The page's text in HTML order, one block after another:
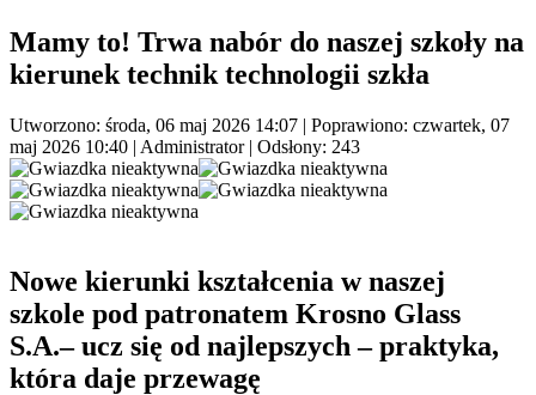
Mamy to! Trwa nabór do naszej szkoły na
kierunek technik technologii szkła
Utworzono: środa, 06 maj 2026 14:07 | Poprawiono: czwartek, 07
maj 2026 10:40 | Administrator| Odsłony: 243
Nowe kierunki kształcenia w naszej
szkole pod patronatem Krosno Glass
S.A.– ucz się od najlepszych – praktyka,
która daje przewagę